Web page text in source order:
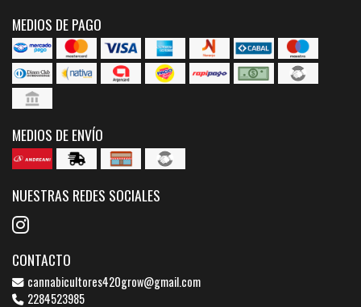
MEDIOS DE PAGO
MEDIOS DE ENVÍO
NUESTRAS REDES SOCIALES
CONTACTO
cannabicultores420grow@gmail.com
2284523985